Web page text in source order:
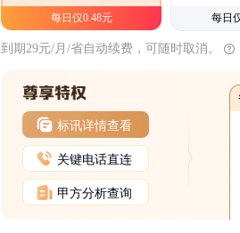
每日仅0.48元 每日
到期29元/月/省自动续费，可随时取消。
标讯详情查看
关键电话直连
甲方分析查询